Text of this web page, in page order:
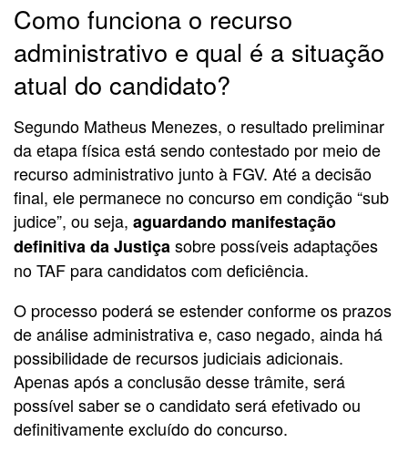
Como funciona o recurso
administrativo e qual é a situação
atual do candidato?
Segundo Matheus Menezes, o resultado preliminar
da etapa física está sendo contestado por meio de
recurso administrativo junto à FGV. Até a decisão
final, ele permanece no concurso em condição “sub
judice”, ou seja, aguardando manifestação
definitiva da Justiçasobre possíveis adaptações
no TAF para candidatos com deficiência.
O processo poderá se estender conforme os prazos
de análise administrativa e, caso negado, ainda há
possibilidade de recursos judiciais adicionais.
Apenas após a conclusão desse trâmite, será
possível saber se o candidato será efetivado ou
definitivamente excluído do concurso.